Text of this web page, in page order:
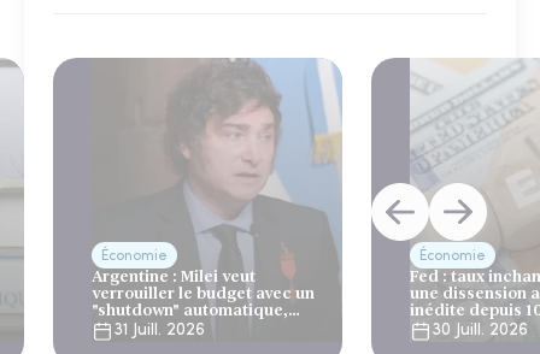
Économie
Argentine : Milei veut
verrouiller le budget avec un
"shutdown" automatique,
sous le regard bienveillant
du FMI
31 Juill. 2026
Économie
Fed : taux
une dissension
inédite depuis
30 Juill. 2026